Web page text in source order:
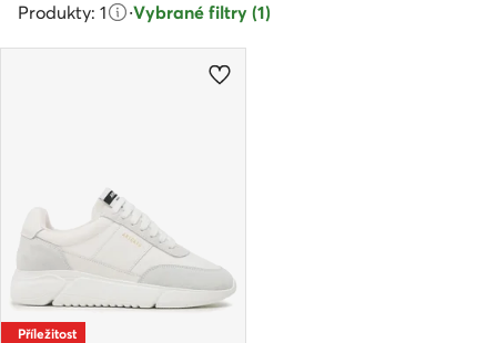
Produkty: 1 ·Vybrané filtry (1)
Příležitost